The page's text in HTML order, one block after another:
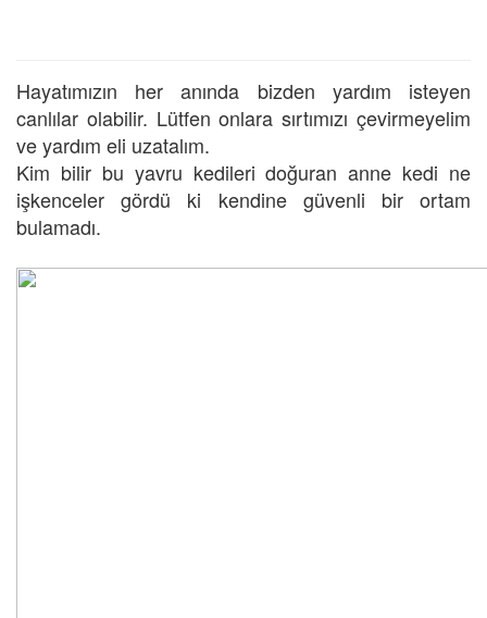
Hayatımızın her anında bizden yardım isteyen
canlılar olabilir. Lütfen onlara sırtımızı çevirmeyelim
ve yardım eli uzatalım.
Kim bilir bu yavru kedileri doğuran anne kedi ne
işkenceler gördü ki kendine güvenli bir ortam
bulamadı.